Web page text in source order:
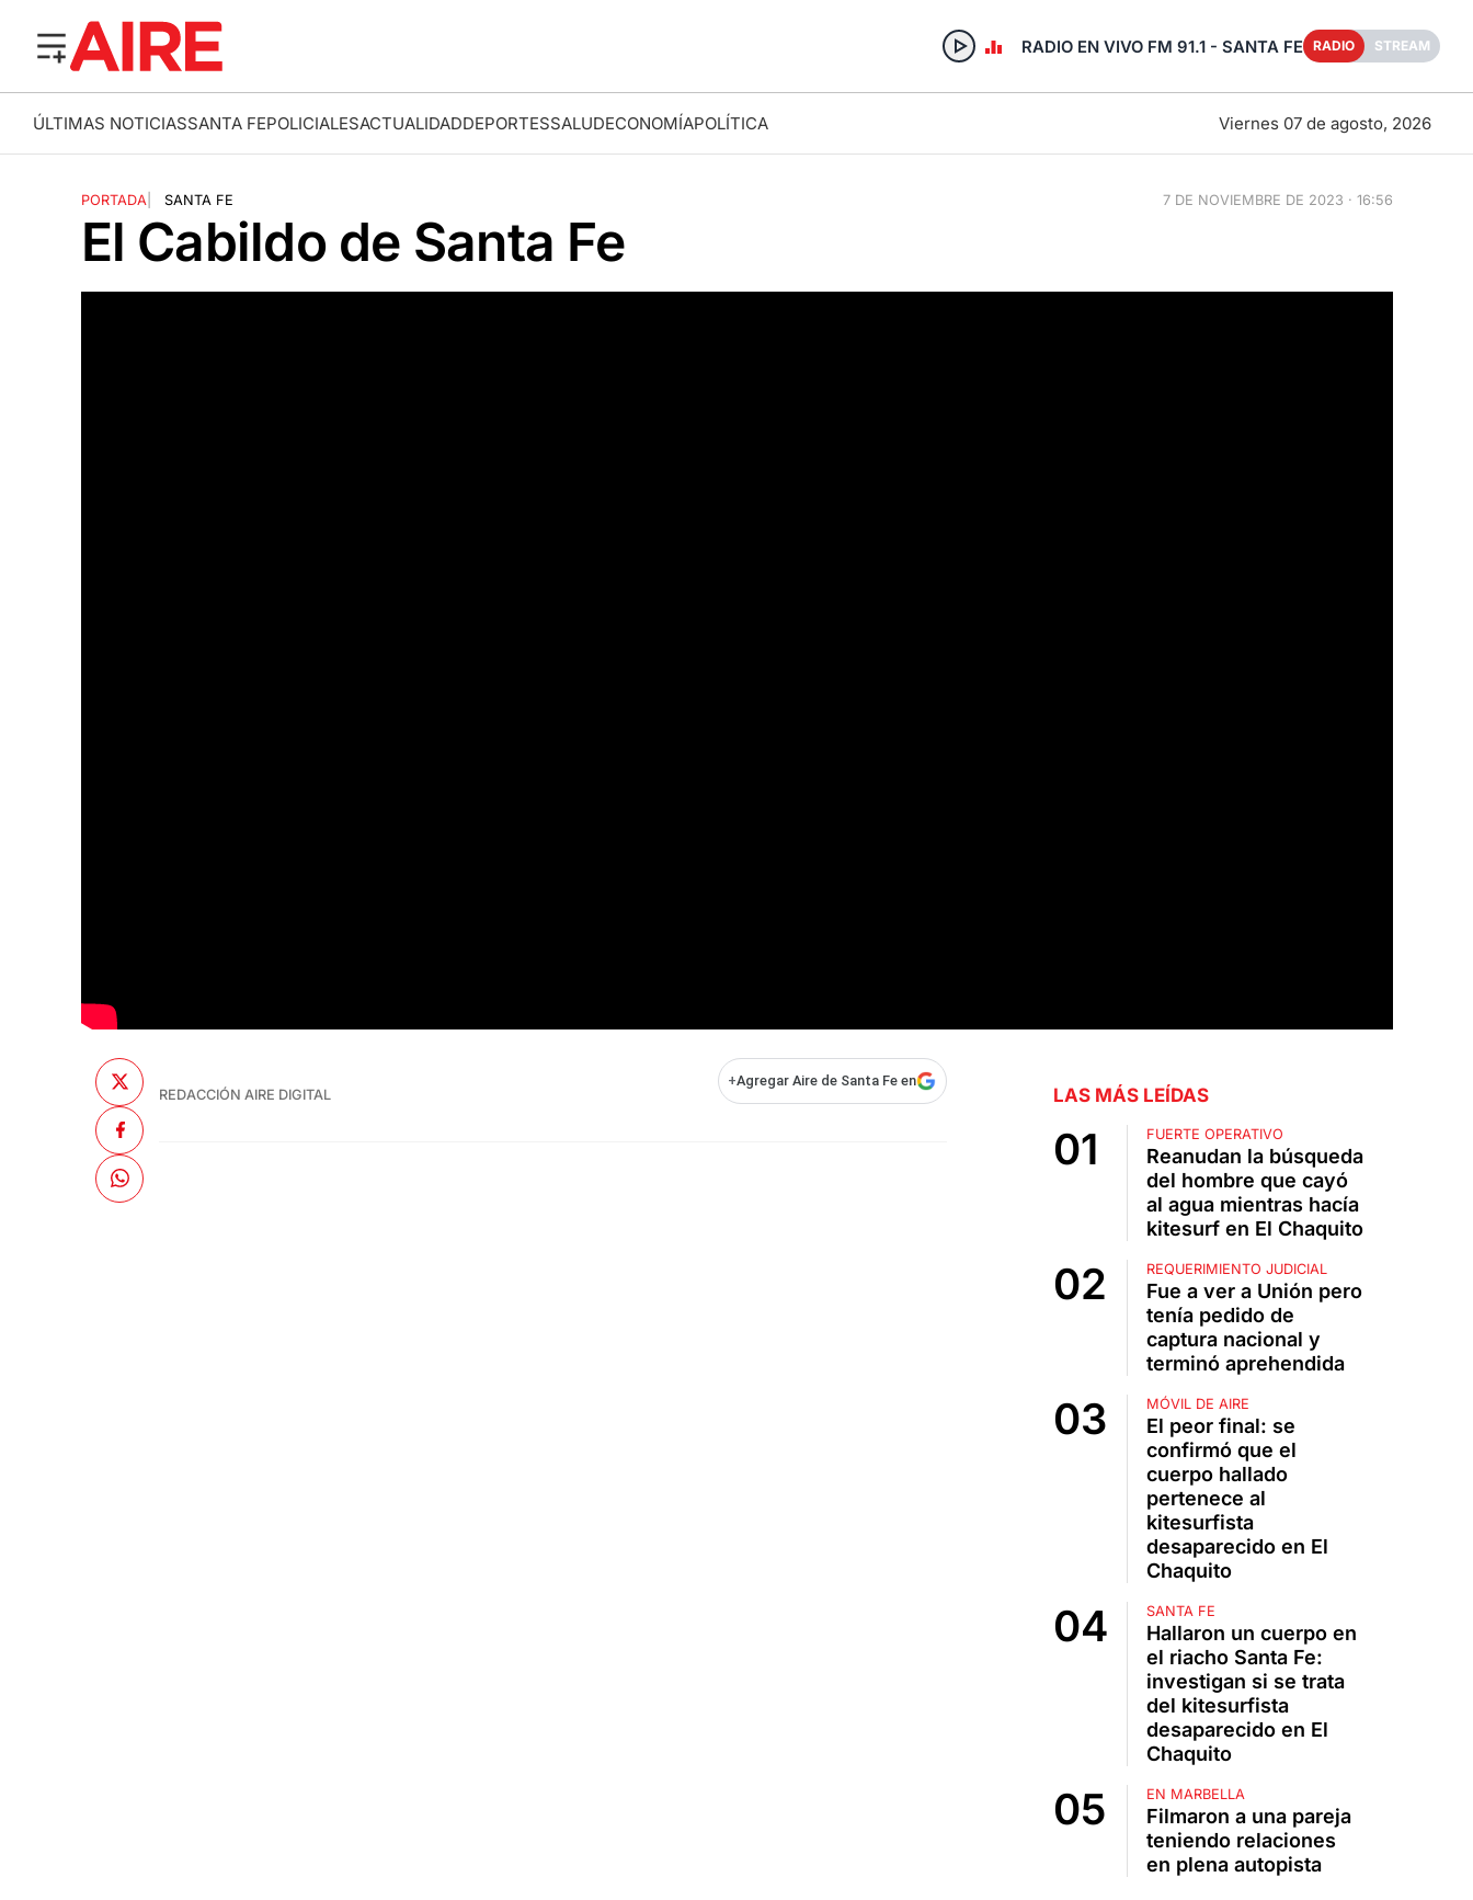
RADIO EN VIVO FM 91.1 - SANTA FE RADIO STREAM
ÚLTIMAS NOTICIASSANTA FEPOLICIALESACTUALIDADDEPORTESSALUDECONOMÍAPOLÍTICA Viernes 07 de agosto, 2026
PORTADA SANTA FE 7 DE NOVIEMBRE DE 2023 · 16:56
El Cabildo de Santa Fe
REDACCIÓN AIRE DIGITAL
+Agregar Aire de Santa Fe en
LAS MÁS LEÍDAS
FUERTE OPERATIVO
Reanudan la búsqueda
del hombre que cayó
al agua mientras hacía
kitesurf en El Chaquito
REQUERIMIENTO JUDICIAL
Fue a ver a Unión pero
tenía pedido de
captura nacional y
terminó aprehendida
MÓVIL DE AIRE
El peor final: se
confirmó que el
cuerpo hallado
pertenece al
kitesurfista
desaparecido en El
Chaquito
SANTA FE
Hallaron un cuerpo en
el riacho Santa Fe:
investigan si se trata
del kitesurfista
desaparecido en El
Chaquito
EN MARBELLA
Filmaron a una pareja
teniendo relaciones
en plena autopista